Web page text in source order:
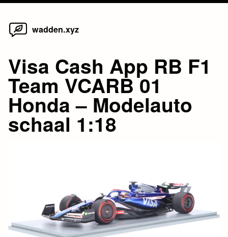
Skip
wadden.xyz
Visa Cash App RB F1
Team VCARB 01
Honda – Modelauto
schaal 1:18